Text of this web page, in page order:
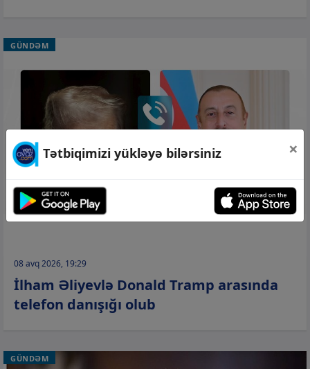
GÜNDƏM
08 avq 2026, 19:29
İlham Əliyevlə Donald Tramp arasında
telefon danışığı olub
GÜNDƏM
Tətbiqimizi yükləyə bilərsiniz ×